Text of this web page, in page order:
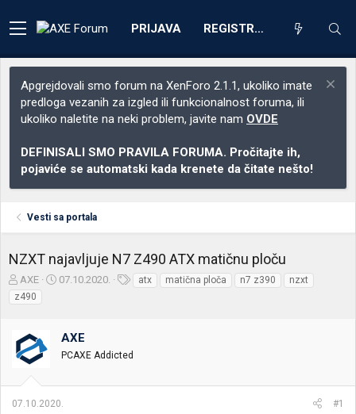
PRIJAVA REGISTRACIJA
Apgrejdovali smo forum na XenForo 2.1.1, ukoliko imate
predloga vezanih za izgled ili funkcionalnost foruma, ili
ukoliko naletite na neki problem, javite nam OVDE
DEFINISALI SMO PRAVILA FORUMA. Pročitajte ih,
pojaviće se automatski kada krenete da čitate nešto!
Vesti sa portala
NZXT najavljuje N7 Z490 ATX matičnu ploču
Z
a
č
t
n
e
AXE
D
m
p
e
07.10.2020.
e
atx matična ploča n7 z390
nzxt
z490
AXE
PCAXE Addicted
07.10.2020. #1